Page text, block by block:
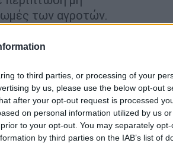
to third parties, or processing of your
by us, please use the below opt-out
after your opt-out request is processed
on personal information utilized by us
to your opt-out. You may separately
by third parties on the IAB’s list of
των αγροτών.
λένε για Τσίπρα - Σε